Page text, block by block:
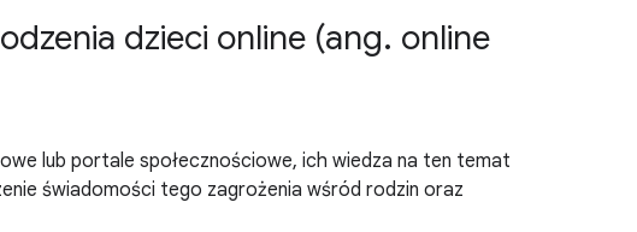
dzieci online (ang. online
lub portale społecznościowe, ich wiedza na ten temat
świadomości tego zagrożenia wśród rodzin oraz